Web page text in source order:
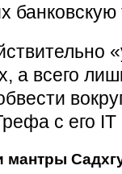
банковскую
а всего
с его
мантры